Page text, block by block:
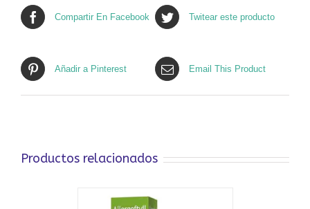
Compartir En Facebook Twitear este producto
Añadir a Pinterest Email This Product
Productos relacionados